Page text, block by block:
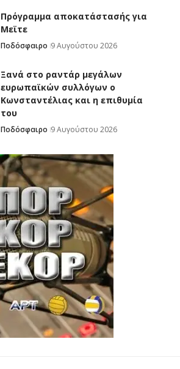
Πρόγραμμα αποκατάστασής για
Μεϊτε
Ποδόσφαιρο 9 Αυγούστου 2026
Ξανά στο ραντάρ μεγάλων
ευρωπαϊκών συλλόγων ο
Κωνσταντέλιας και η επιθυμία
του
Ποδόσφαιρο 9 Αυγούστου 2026